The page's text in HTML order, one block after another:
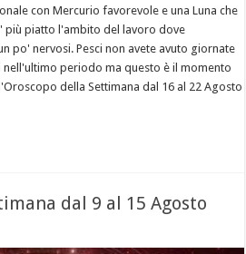
con Mercurio favorevole e una Luna che
più piatto l'ambito del lavoro dove
po' nervosi. Pesci non avete avuto giornate
periodo ma questo è il momento
della Settimana dal 16 al 22 Agosto
dal 9 al 15 Agosto